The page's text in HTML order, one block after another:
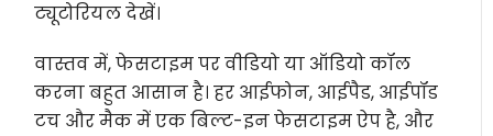
ट्यूटोरियल देखें।
वास्तव में, फेसटाइम पर वीडियो या ऑडियो कॉल
करना बहुत आसान है। हर आईफोन, आईपैड, आईपॉड
टच और मैक में एक बिल्ट-इन फेसटाइम ऐप है, और